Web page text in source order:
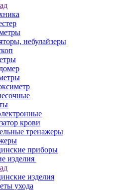
небулайзеры
крови
тренажеры
приборы
изделия
изделия
ухода